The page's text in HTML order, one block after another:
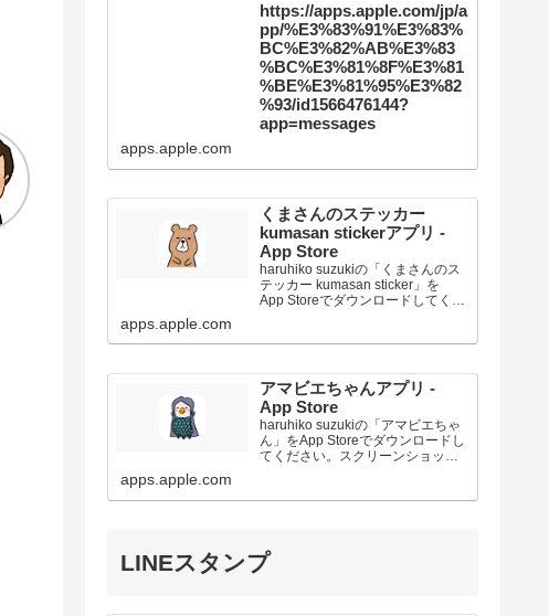
https://apps.apple.com/jp/a
pp/%E3%83%91%E3%83%
BC%E3%82%AB%E3%83
%BC%E3%81%8F%E3%81
%BE%E3%81%95%E3%82
%93/id1566476144?
app=messages
apps.apple.com
くまさんのステッカー
kumasan stickerアプリ -
App Store
haruhiko suzukiの「くまさんのス
テッカー kumasan sticker」を
App Storeでダウンロードしてくだ
「くまさんのステッカー kumasan
apps.apple.com
アマビエちゃんアプリ -
App Store
haruhiko suzukiの「アマビエちゃ
ん」をApp Storeでダウンロードし
てください。スクリーンショッ
ゲームを見ることなどができま
apps.apple.com
LINEスタンプ